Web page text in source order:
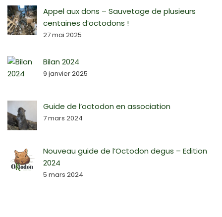
Appel aux dons – Sauvetage de plusieurs
centaines d’octodons !
27 mai 2025
Bilan 2024
9 janvier 2025
Guide de l’octodon en association
7 mars 2024
Nouveau guide de l’Octodon degus – Edition
2024
5 mars 2024